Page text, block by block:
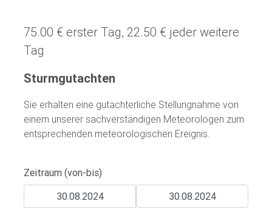
75.00 € erster Tag, 22.50 € jeder weitere
Tag
Sturmgutachten
Sie erhalten eine gutachterliche Stellungnahme von
einem unserer sachverständigen Meteorologen zum
entsprechenden meteorologischen Ereignis.
Zeitraum (von-bis)